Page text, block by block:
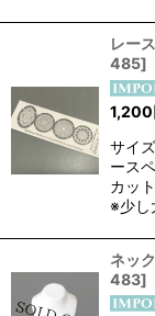
レー
485]
1,200
サイ
ース
カッ
※少し
ネッ
483]